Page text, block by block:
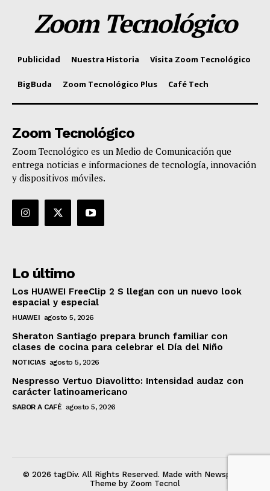
Zoom Tecnológico
Publicidad Nuestra Historia Visita Zoom Tecnológico
BigBuda Zoom Tecnológico Plus Café Tech
Zoom Tecnológico
Zoom Tecnológico es un Medio de Comunicación que
entrega noticias e informaciones de tecnología, innovación
y dispositivos móviles.
Lo último
Los HUAWEI FreeClip 2 S llegan con un nuevo look
espacial y especial
HUAWEI agosto 5, 2026
Sheraton Santiago prepara brunch familiar con
clases de cocina para celebrar el Día del Niño
NOTICIAS agosto 5, 2026
Nespresso Vertuo Diavolitto: Intensidad audaz con
carácter latinoamericano
SABOR A CAFÉ agosto 5, 2026
© 2026 tagDiv. All Rights Reserved. Made with Newspaper
Theme by Zoom Tecnol